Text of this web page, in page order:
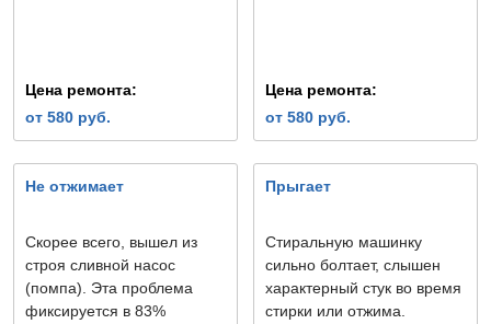
Цена ремонта:
от 580 руб.
Цена ремонта:
от 580 руб.
Не отжимает
Скорее всего, вышел из
строя сливной насос
(помпа). Эта проблема
фиксируется в 83%
Прыгает
Стиральную машинку
сильно болтает, слышен
характерный стук во время
стирки или отжима.